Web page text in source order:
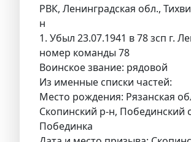
РВК, Ленинградская обл.,
н
1. Убыл 23.07.1941 в 78 зсп г.
номер команды 78
Воинское звание: рядовой
Из именные списки частей:
Место рождения: Рязанская
Скопинский р-н, Побединский
Побединка